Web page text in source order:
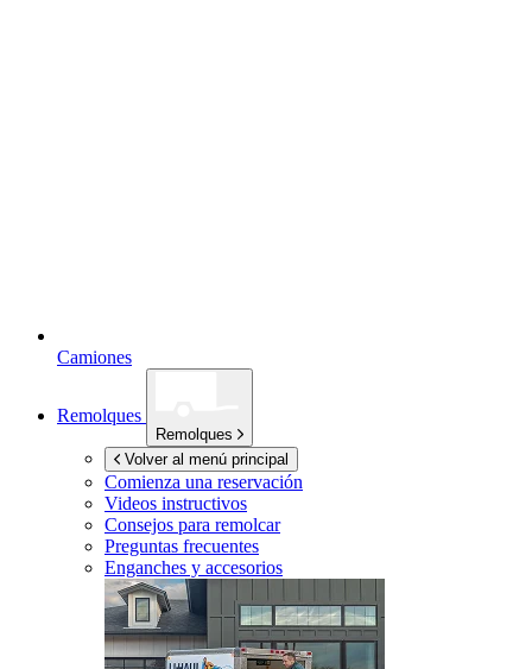
Camiones
Remolques
Remolques
Volver al menú principal
Comienza una reservación
Videos instructivos
Consejos para remolcar
Preguntas frecuentes
Enganches y accesorios